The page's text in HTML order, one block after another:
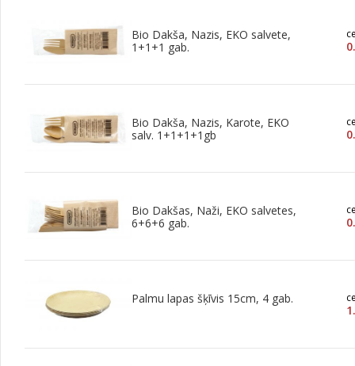
Bio Dakša, Nazis, EKO salvete,
1+1+1 gab.
Bio Dakša, Nazis, Karote, EKO
salv. 1+1+1+1gb
Bio Dakšas, Naži, EKO salvetes,
6+6+6 gab.
Palmu lapas šķīvis 15cm, 4 gab.